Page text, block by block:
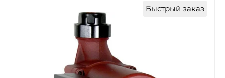
Быстрый заказ